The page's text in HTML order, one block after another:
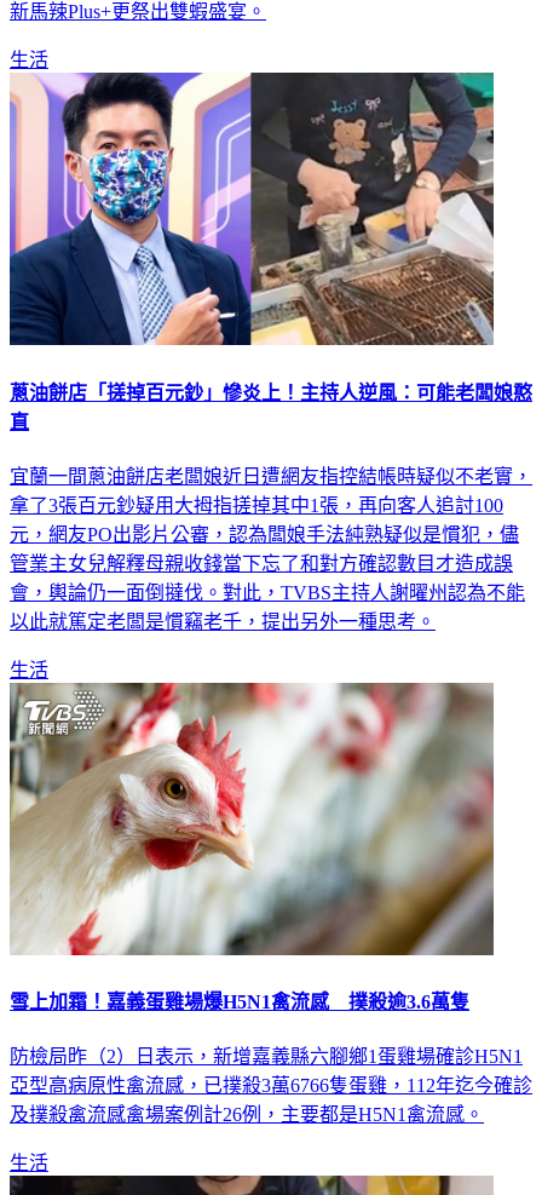
新馬辣Plus+更祭出雙蝦盛宴。
生活
蔥油餅店「搓掉百元鈔」慘炎上！主持人逆風：可能老闆娘憨
直
宜蘭一間蔥油餅店老闆娘近日遭網友指控結帳時疑似不老實，
拿了3張百元鈔疑用大拇指搓掉其中1張，再向客人追討100
元，網友PO出影片公審，認為闆娘手法純熟疑似是慣犯，儘
管業主女兒解釋母親收錢當下忘了和對方確認數目才造成誤
會，輿論仍一面倒撻伐。對此，TVBS主持人謝曜州認為不能
以此就篤定老闆是慣竊老千，提出另外一種思考。
生活
雪上加霜！嘉義蛋雞場爆H5N1禽流感 撲殺逾3.6萬隻
防檢局昨（2）日表示，新增嘉義縣六腳鄉1蛋雞場確診H5N1
亞型高病原性禽流感，已撲殺3萬6766隻蛋雞，112年迄今確診
及撲殺禽流感禽場案例計26例，主要都是H5N1禽流感。
生活